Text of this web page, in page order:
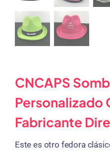
CNCAPS
Personalizado
Fabricante
Este es otro fedora